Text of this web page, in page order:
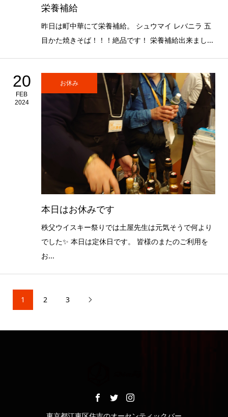
栄養補給
昨日は町中華にて栄養補給。 シュウマイ レバニラ 五
目かた焼きそば！！！絶品です！ 栄養補給出来まし...
20
FEB
2024
お休み
本日はお休みです
秩父ウイスキー祭りでは土屋先生は元気そうで何より
でした✨ 本日は定休日です。 皆様のまたのご利用を
お...
1 2 3 